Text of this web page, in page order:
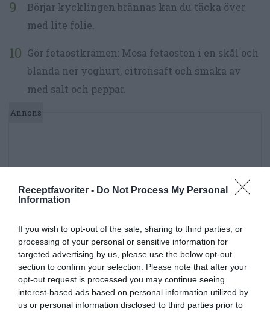
Receptfavoriter - Do Not Process My Personal
Information
If you wish to opt-out of the sale, sharing to third parties, or
processing of your personal or sensitive information for
targeted advertising by us, please use the below opt-out
section to confirm your selection. Please note that after your
opt-out request is processed you may continue seeing
interest-based ads based on personal information utilized by
us or personal information disclosed to third parties prior to
Börjar kycklingen brännas kan du täcka över
med lite folie.
Gör fetaostkrämen: Mosa fetaosten i en skål och
blanda ner yoghurt, citronsaft och smaka av
med salt och peppar.